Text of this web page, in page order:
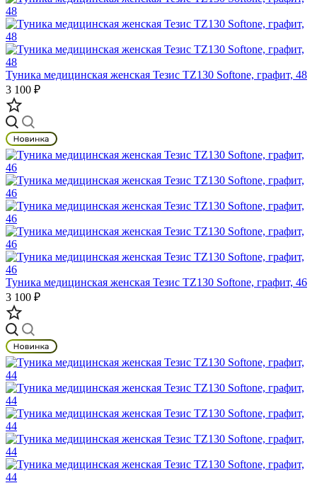
Туника медицинская женская Тезис TZ130 Softone, графит, 48
3 100 ₽
Туника медицинская женская Тезис TZ130 Softone, графит, 46
3 100 ₽